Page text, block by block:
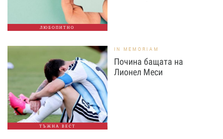
ЛЮБОПИТНО
ТЪЖНА ВЕСТ
IN MEMORIAM
Почина бащата на
Лионел Меси